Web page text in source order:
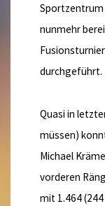
Sportzentrum
nunmehr
durchgeführt.
Quasi in
müssen)
Michael
vorderen
mit 1.464